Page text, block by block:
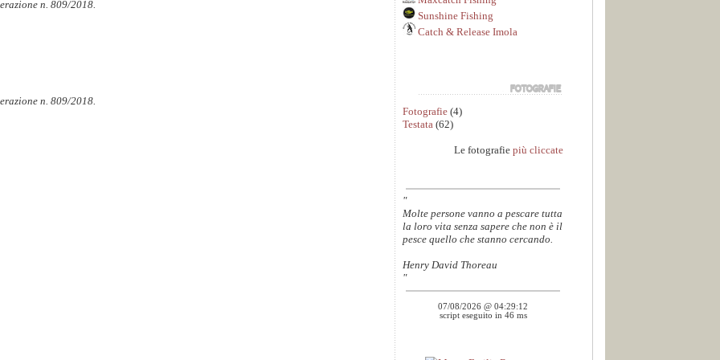
n. 809/2018.
n. 809/2018.
Sunshine Fishing
Catch & Release Imola
Fotografie (4)
Testata (62)
Le fotografie più cliccate
"
Molte persone vanno a pescare tutta
la loro vita senza sapere che non è il
pesce quello che stanno cercando.
Henry David Thoreau
"
07/08/2026 @ 04:29:12
script eseguito in 46 ms